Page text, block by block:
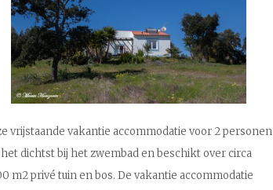
vrijstaande vakantie accommodatie voor 2 personen
dichtst bij het zwembad en beschikt over circa
m2 privé tuin en bos. De vakantie accommodatie